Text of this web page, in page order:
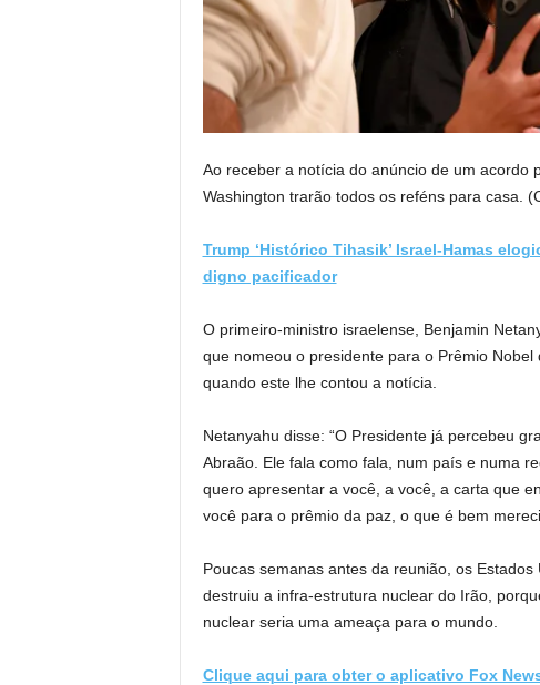
Ao receber a notícia do anúncio de um acordo
Washington trarão todos os reféns para casa.
Trump ‘Histórico Tihasik’ Israel-Hamas
digno pacificador
O primeiro-ministro israelense, Benjamin
que nomeou o presidente para o Prêmio
quando este lhe contou a notícia.
Netanyahu disse: “O Presidente já percebeu
Abraão. Ele fala como fala, num país e numa
quero apresentar a você, a você, a carta que
você para o prêmio da paz, o que é bem
Poucas semanas antes da reunião, os
destruiu a infra-estrutura nuclear do Irão,
nuclear seria uma ameaça para o mundo.
Clique aqui para obter o aplicativo Fox